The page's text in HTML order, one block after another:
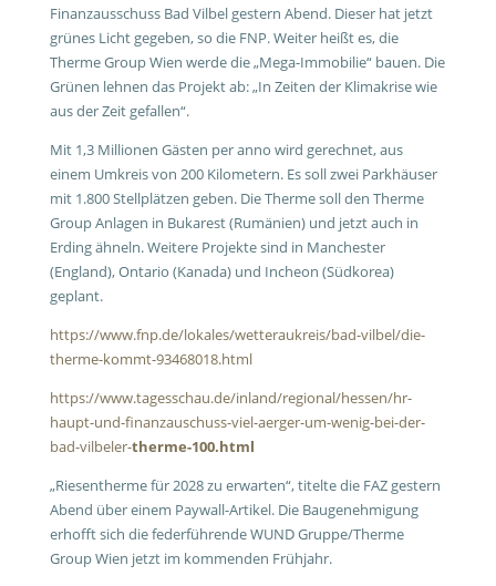
Finanzausschuss Bad Vilbel gestern Abend. Dieser hat jetzt
grünes Licht gegeben, so die FNP. Weiter heißt es, die
Therme Group Wien werde die „Mega-Immobilie“ bauen. Die
Grünen lehnen das Projekt ab: „In Zeiten der Klimakrise wie
aus der Zeit gefallen“.
Mit 1,3 Millionen Gästen per anno wird gerechnet, aus
einem Umkreis von 200 Kilometern. Es soll zwei Parkhäuser
mit 1.800 Stellplätzen geben. Die Therme soll den Therme
Group Anlagen in Bukarest (Rumänien) und jetzt auch in
Erding ähneln. Weitere Projekte sind in Manchester
(England), Ontario (Kanada) und Incheon (Südkorea)
geplant.
https://www.fnp.de/lokales/wetteraukreis/bad-vilbel/die-
therme-kommt-93468018.html
https://www.tagesschau.de/inland/regional/hessen/hr-
haupt-und-finanzauschuss-viel-aerger-um-wenig-bei-der-
bad-vilbeler-therme-100.html
„Riesentherme für 2028 zu erwarten“, titelte die FAZ gestern
Abend über einem Paywall-Artikel. Die Baugenehmigung
erhofft sich die federführende WUND Gruppe/Therme
Group Wien jetzt im kommenden Frühjahr.